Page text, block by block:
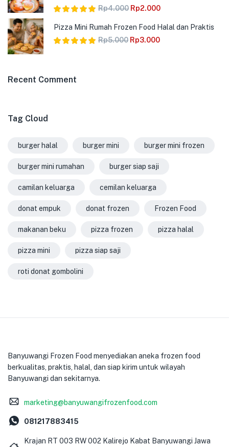
dari 5
Rp4.000 Rp2.000
Pizza Mini Rumah Frozen Food Halal dan Praktis
Rp5.000 Rp3.000
Recent Comment
Tag Cloud
burger halal burger mini burger mini frozen
burger mini rumahan burger siap saji
camilan keluarga cemilan keluarga
donat empuk donat frozen Frozen Food
makanan beku pizza frozen pizza halal
pizza mini pizza siap saji
roti donat gombolini
Banyuwangi Frozen Food menyediakan aneka frozen food
berkualitas, praktis, halal, dan siap kirim untuk wilayah
Banyuwangi dan sekitarnya.
marketing@banyuwangifrozenfood.com
081217883415
Krajan RT 003 RW 002 Kalirejo Kabat Banyuwangi Jawa